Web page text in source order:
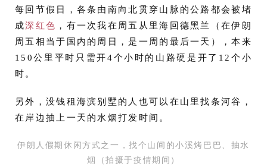
每回节假日，各条由南向北贯穿山脉的公路都会被堵
成深红色 ，有一次我在周五从里海回德黑兰（在伊朗
周五相当于国内的周日，是一周的最后一天），本来
150公里平时只需开4个小时的山路硬是开了12个小
时。
另外，没钱租海滨别墅的人也可以在山里找条河谷，
在岸边抽上一天的水烟打发时间。
伊朗人假期休闲方式之一，找个山间的小溪烤巴巴、抽水
烟（拍摄于疫情期间）